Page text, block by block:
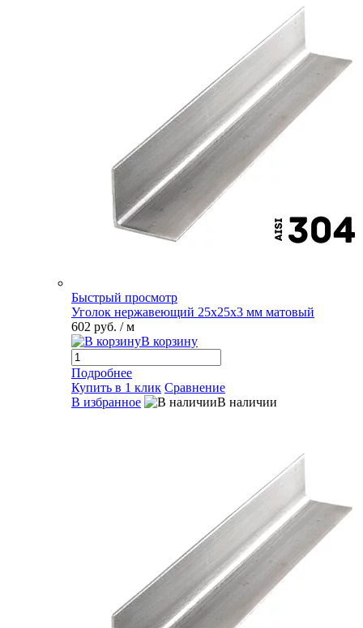
Быстрый просмотр
Уголок нержавеющий 25х25х3 мм матовый
602 руб. / м
В корзину
Подробнее
Купить в 1 клик Сравнение
В избранное
В наличии